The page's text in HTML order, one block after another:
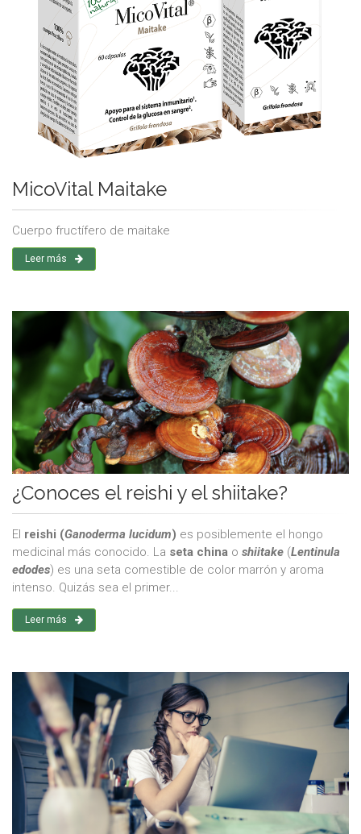
MicoVital Maitake
Cuerpo fructífero de maitake
Leer más
¿Conoces el reishi y el shiitake?
El reishi (Ganoderma lucidum) es posiblemente el hongo
medicinal más conocido. La seta china o shiitake (Lentinula
edodes) es una seta comestible de color marrón y aroma
intenso. Quizás sea el primer...
Leer más